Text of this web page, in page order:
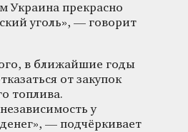
Украина прекрасно
уголь», — говорит
в ближайшие годы
от закупок
топлива.
у
— подчёркивает